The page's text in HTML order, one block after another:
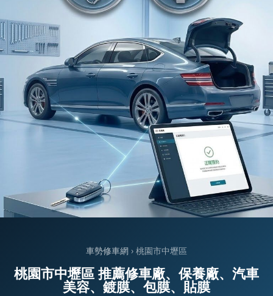
車勢修車網 › 桃園市中壢區
桃園市中壢區 推薦修車廠、保養廠、汽車
美容、鍍膜、包膜、貼膜